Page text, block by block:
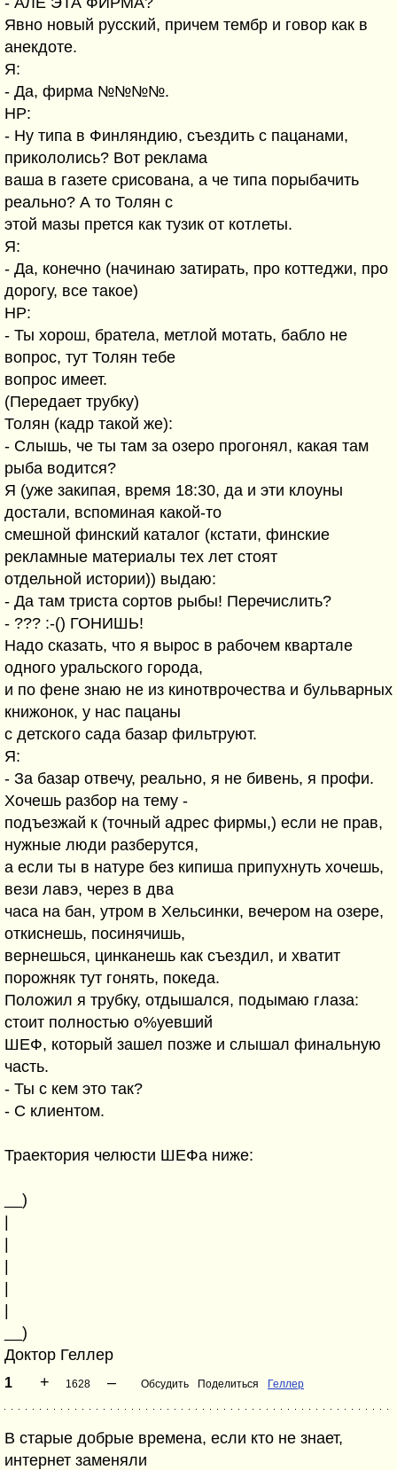
Явно новый русский, причем тембр и говор как в
анекдоте.
Я:
- Да, фирма №№№№.
НР:
- Ну типа в Финляндию, съездить с пацанами,
прикололись? Вот реклама
ваша в газете срисована, а че типа порыбачить
реально? А то Толян с
этой мазы прется как тузик от котлеты.
Я:
- Да, конечно (начинаю затирать, про коттеджи, про
дорогу, все такое)
НР:
- Ты хорош, братела, метлой мотать, бабло не
вопрос, тут Толян тебе
вопрос имеет.
(Передает трубку)
Толян (кадр такой же):
- Слышь, че ты там за озеро прогонял, какая там
рыба водится?
Я (уже закипая, время 18:30, да и эти клоуны
достали, вспоминая какой-то
смешной финский каталог (кстати, финские
рекламные материалы тех лет стоят
отдельной истории)) выдаю:
- Да там триста сортов рыбы! Перечислить?
- ??? :-() ГОНИШЬ!
Надо сказать, что я вырос в рабочем квартале
одного уральского города,
и по фене знаю не из кинотврочества и бульварных
книжонок, у нас пацаны
с детского сада базар фильтруют.
Я:
- За базар отвечу, реально, я не бивень, я профи.
Хочешь разбор на тему -
подъезжай к (точный адрес фирмы,) если не прав,
нужные люди разберутся,
а если ты в натуре без кипиша припухнуть хочешь,
вези лавэ, через в два
часа на бан, утром в Хельсинки, вечером на озере,
откиснешь, посинячишь,
вернешься, цинканешь как съездил, и хватит
порожняк тут гонять, покеда.
Положил я трубку, отдышался, подымаю глаза:
стоит полностью о%уевший
ШЕФ, который зашел позже и слышал финальную
часть.
- Ты с кем это так?
- С клиентом.
Траектория челюсти ШЕФа ниже:
__)
__)
Доктор Геллер
1 + 1628 – Обсудить Поделиться Геллер
В старые добрые времена, если кто не знает,
интернет заменяли